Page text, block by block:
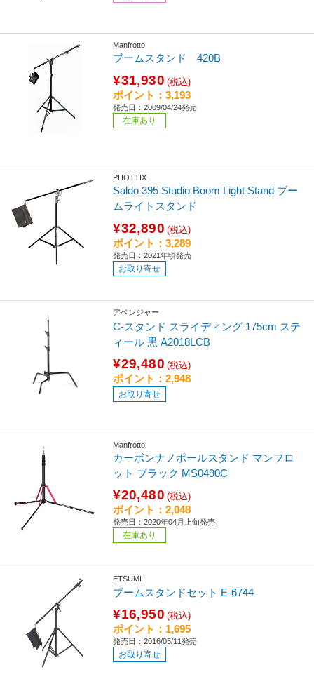
Manfrotto
ブームスタンド 420B
¥31,930 (税込)
ポイント：3,193
発売日：2009/04/24発売
在庫あり
PHOTTIX
Saldo 395 Studio Boom Light Stand ブー
ムライトスタンド
¥32,890 (税込)
ポイント：3,289
発売日：2021年頃発売
お取り寄せ
アベンジャー
C-スタンド スライディング 175cm ステ
ィール 黒 A2018LCB
¥29,480 (税込)
ポイント：2,948
お取り寄せ
Manfrotto
カーボンナノポールスタンド マンフロ
ット ブラック MS0490C
¥20,480 (税込)
ポイント：2,048
発売日：2020年04月上旬発売
在庫あり
ETSUMI
ブームスタンドセット E-6744
¥16,950 (税込)
ポイント：1,695
発売日：2016/05/11発売
お取り寄せ